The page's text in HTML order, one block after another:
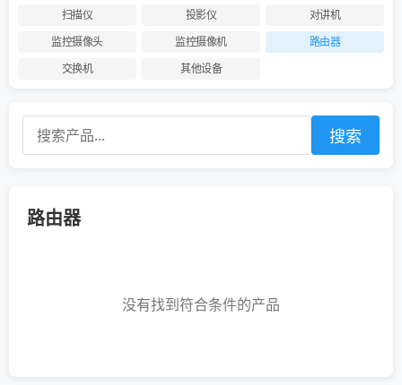
扫描仪
投影仪
对讲机
监控摄像头
监控摄像机
路由器
交换机
其他设备
搜索
路由器
没有找到符合条件的产品